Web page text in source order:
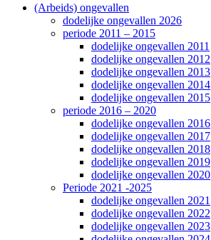
(Arbeids) ongevallen
dodelijke ongevallen 2026
periode 2011 – 2015
dodelijke ongevallen 2011
dodelijke ongevallen 2012
dodelijke ongevallen 2013
dodelijke ongevallen 2014
dodelijke ongevallen 2015
periode 2016 – 2020
dodelijke ongevallen 2016
dodelijke ongevallen 2017
dodelijke ongevallen 2018
dodelijke ongevallen 2019
dodelijke ongevallen 2020
Periode 2021 -2025
dodelijke ongevallen 2021
dodelijke ongevallen 2022
dodelijke ongevallen 2023